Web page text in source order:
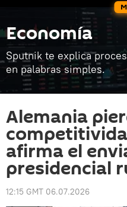
Economía
Sputnik te explica
en palabras simples.
Alemania
afirma el
presidencial
12:15 GMT 06.07.2026